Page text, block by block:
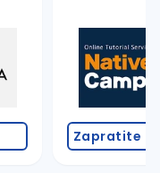
Zapratite